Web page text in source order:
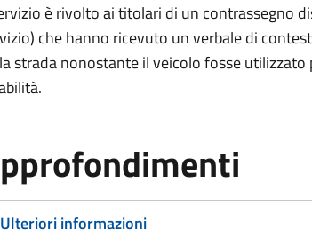
è rivolto ai titolari di un contrassegno
che hanno ricevuto un verbale di
strada nonostante il veicolo fosse
Ulteriori informazioni